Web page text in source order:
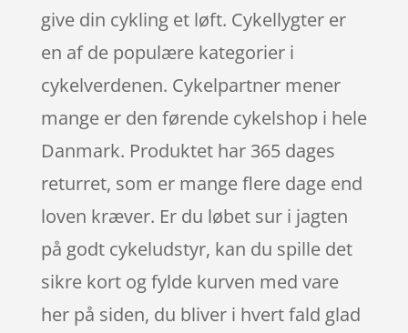
give din cykling et løft. Cykellygter er
en af de populære kategorier i
cykelverdenen. Cykelpartner mener
mange er den førende cykelshop i hele
Danmark. Produktet har 365 dages
returret, som er mange flere dage end
loven kræver. Er du løbet sur i jagten
på godt cykeludstyr, kan du spille det
sikre kort og fylde kurven med vare
her på siden, du bliver i hvert fald glad